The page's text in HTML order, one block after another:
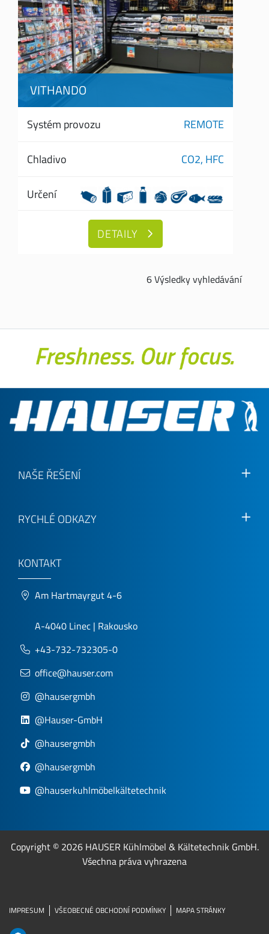
VITHANDO
Systém provozu REMOTE
Chladivo CO2, HFC
Určení
DETAILY
6 Výsledky vyhledávání
NAŠE ŘEŠENÍ
RYCHLÉ ODKAZY
KONTAKT
Am Hartmayrgut 4-6
A-4040 Linec | Rakousko
+43-732-732305-0
office@hauser.com
@hausergmbh
@Hauser-GmbH
@hausergmbh
@hausergmbh
@hauserkuhlmöbelkältetechnik
Copyright © 2026 HAUSER Kühlmöbel & Kältetechnik GmbH.
Všechna práva vyhrazena
IMPRESUM VŠEOBECNÉ OBCHODNÍ PODMÍNKY MAPA STRÁNKY